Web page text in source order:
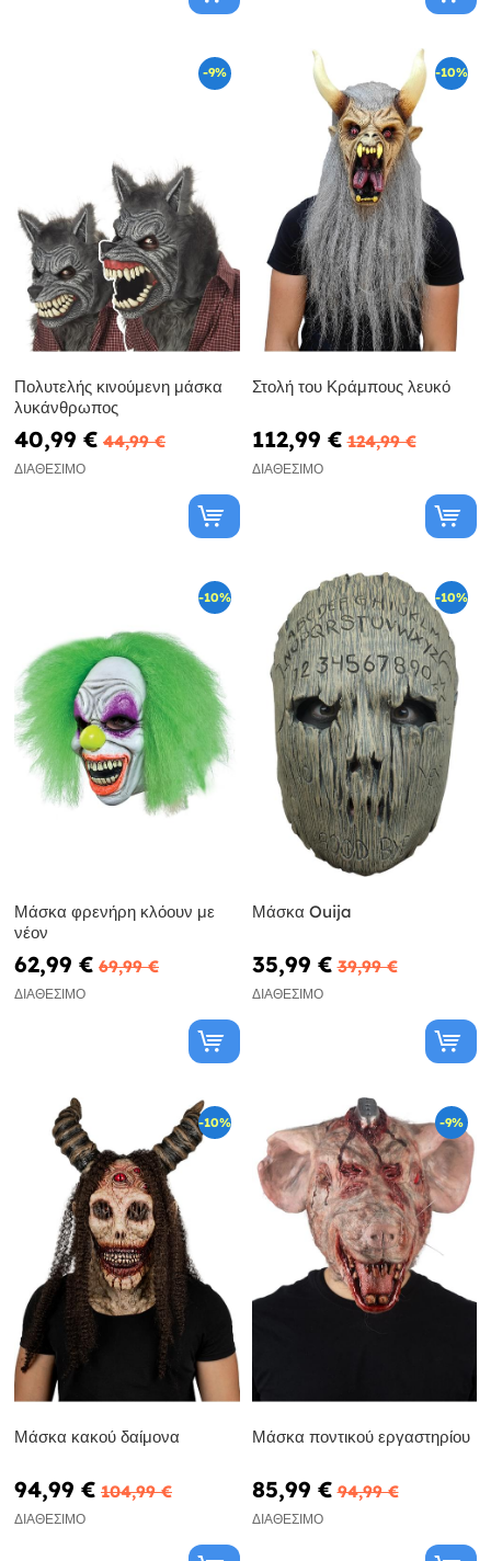
-9%
Πολυτελής κινούμενη μάσκα
λυκάνθρωπος
40,99 € 44,99 €
ΔΙΑΘΈΣΙΜΟ
-10%
Στολή του Κράμπους λευκό
112,99 € 124,99 €
ΔΙΑΘΈΣΙΜΟ
-10%
Μάσκα φρενήρη κλόουν με
νέον
62,99 € 69,99 €
ΔΙΑΘΈΣΙΜΟ
-10%
Μάσκα Ouija
35,99 € 39,99 €
ΔΙΑΘΈΣΙΜΟ
-10%
Μάσκα κακού δαίμονα
94,99 € 104,99 €
ΔΙΑΘΈΣΙΜΟ
-9%
Μάσκα ποντικού εργαστηρίου
85,99 € 94,99 €
ΔΙΑΘΈΣΙΜΟ